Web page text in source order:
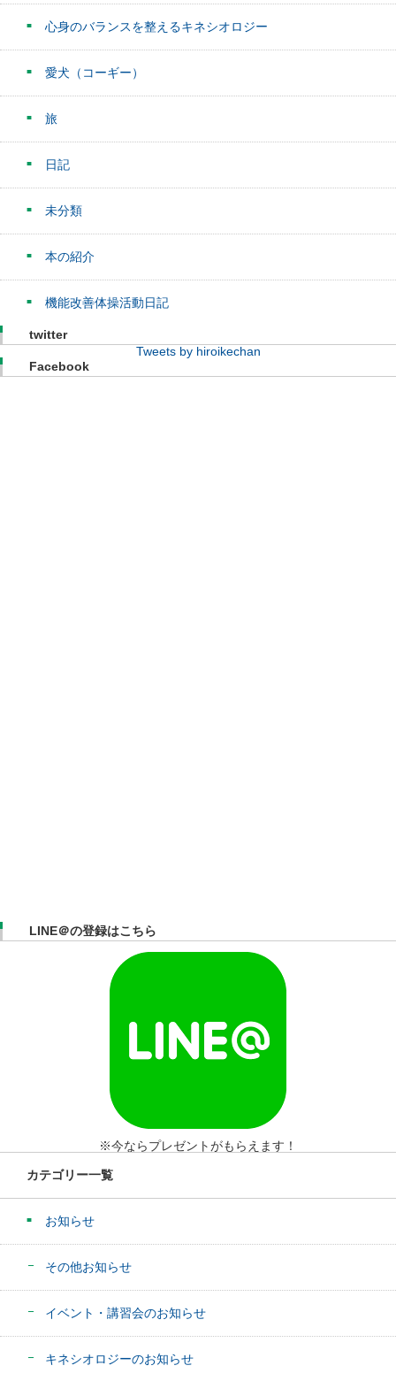
心身のバランスを整えるキネシオロジー
愛犬（コーギー）
旅
日記
未分類
本の紹介
機能改善体操活動日記
twitter
Tweets by hiroikechan
Facebook
LINE＠の登録はこちら
※今ならプレゼントがもらえます！
カテゴリー一覧
お知らせ
その他お知らせ
イベント・講習会のお知らせ
キネシオロジーのお知らせ